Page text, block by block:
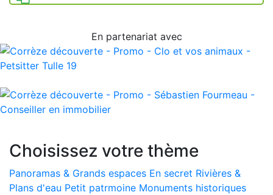
En partenariat avec
Choisissez votre thème
Panoramas & Grands espaces En secret Rivières &
Plans d'eau Petit patrmoine Monuments historiques